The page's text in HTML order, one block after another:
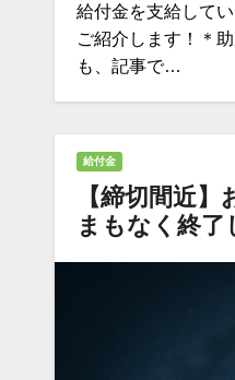
給付金を支給して
ご紹介します！＊
も、記事で…
給付金
【締切間近
まもなく終了